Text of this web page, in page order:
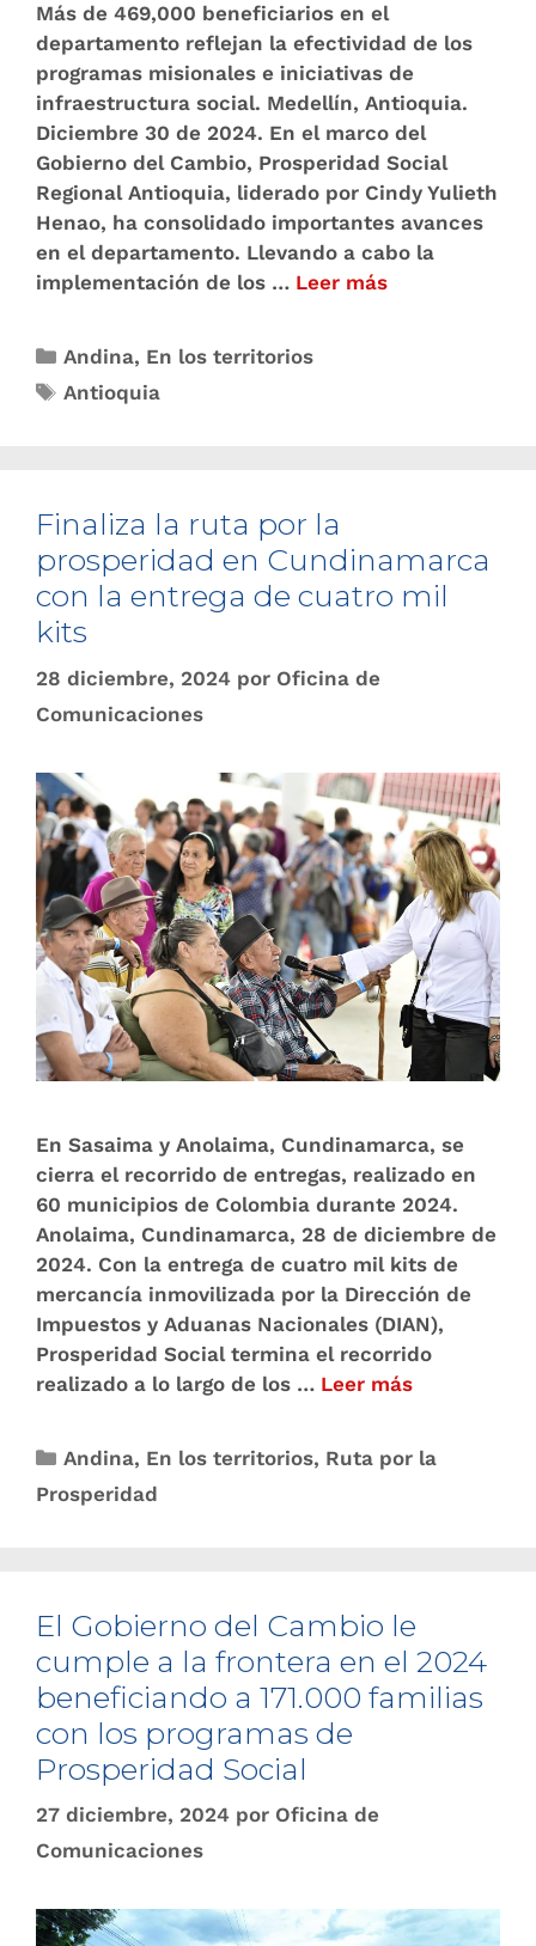
Más de 469,000 beneficiarios en el
departamento reflejan la efectividad de los
programas misionales e iniciativas de
infraestructura social. Medellín, Antioquia.
Diciembre 30 de 2024. En el marco del
Gobierno del Cambio, Prosperidad Social
Regional Antioquia, liderado por Cindy Yulieth
Henao, ha consolidado importantes avances
en el departamento. Llevando a cabo la
implementación de los … Leer más
Andina, En los territorios
Antioquia
Finaliza la ruta por la
prosperidad en Cundinamarca
con la entrega de cuatro mil
kits
28 diciembre, 2024 por Oficina de
Comunicaciones
En Sasaima y Anolaima, Cundinamarca, se
cierra el recorrido de entregas, realizado en
60 municipios de Colombia durante 2024.
Anolaima, Cundinamarca, 28 de diciembre de
2024. Con la entrega de cuatro mil kits de
mercancía inmovilizada por la Dirección de
Impuestos y Aduanas Nacionales (DIAN),
Prosperidad Social termina el recorrido
realizado a lo largo de los … Leer más
Andina, En los territorios, Ruta por la
Prosperidad
El Gobierno del Cambio le
cumple a la frontera en el 2024
beneficiando a 171.000 familias
con los programas de
Prosperidad Social
27 diciembre, 2024 por Oficina de
Comunicaciones